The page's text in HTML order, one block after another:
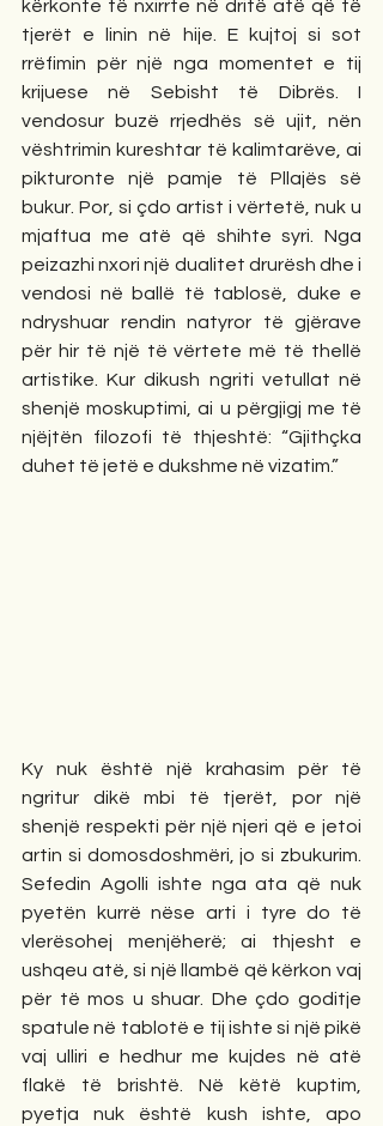
kërkonte të nxirrte në dritë atë që të
tjerët e linin në hije. E kujtoj si sot
rrëfimin për një nga momentet e tij
krijuese në Sebisht të Dibrës. I
vendosur buzë rrjedhës së ujit, nën
vështrimin kureshtar të kalimtarëve, ai
pikturonte një pamje të Pllajës së
bukur. Por, si çdo artist i vërtetë, nuk u
mjaftua me atë që shihte syri. Nga
peizazhi nxori një dualitet drurësh dhe i
vendosi në ballë të tablosë, duke e
ndryshuar rendin natyror të gjërave
për hir të një të vërtete më të thellë
artistike. Kur dikush ngriti vetullat në
shenjë moskuptimi, ai u përgjigj me të
njëjtën filozofi të thjeshtë: “Gjithçka
duhet të jetë e dukshme në vizatim.”
Ky nuk është një krahasim për të
ngritur dikë mbi të tjerët, por një
shenjë respekti për një njeri që e jetoi
artin si domosdoshmëri, jo si zbukurim.
Sefedin Agolli ishte nga ata që nuk
pyetën kurrë nëse arti i tyre do të
vlerësohej menjëherë; ai thjesht e
ushqeu atë, si një llambë që kërkon vaj
për të mos u shuar. Dhe çdo goditje
spatule në tablotë e tij ishte si një pikë
vaj ulliri e hedhur me kujdes në atë
flakë të brishtë. Në këtë kuptim,
pyetja nuk është kush ishte, apo